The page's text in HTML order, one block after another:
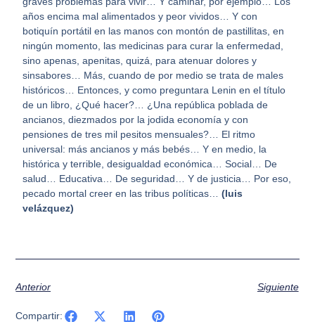
años encima mal alimentados y peor vividos… Y con
botiquín portátil en las manos con montón de pastillitas, en
ningún momento, las medicinas para curar la enfermedad,
sino apenas, apenitas, quizá, para atenuar dolores y
sinsabores… Más, cuando de por medio se trata de males
históricos… Entonces, y como preguntara Lenin en el título
de un libro, ¿Qué hacer?… ¿Una república poblada de
ancianos, diezmados por la jodida economía y con
pensiones de tres mil pesitos mensuales?… El ritmo
universal: más ancianos y más bebés… Y en medio, la
histórica y terrible, desigualdad económica… Social… De
salud… Educativa… De seguridad… Y de justicia… Por eso,
pecado mortal creer en las tribus políticas…(luis
velázquez)
Anterior Siguiente
Compartir: